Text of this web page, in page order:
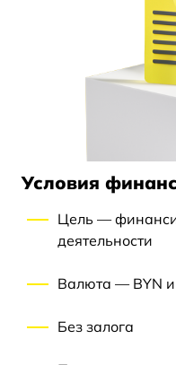
Условия
Цель —
деятельности
Валюта — BYN
Без залога